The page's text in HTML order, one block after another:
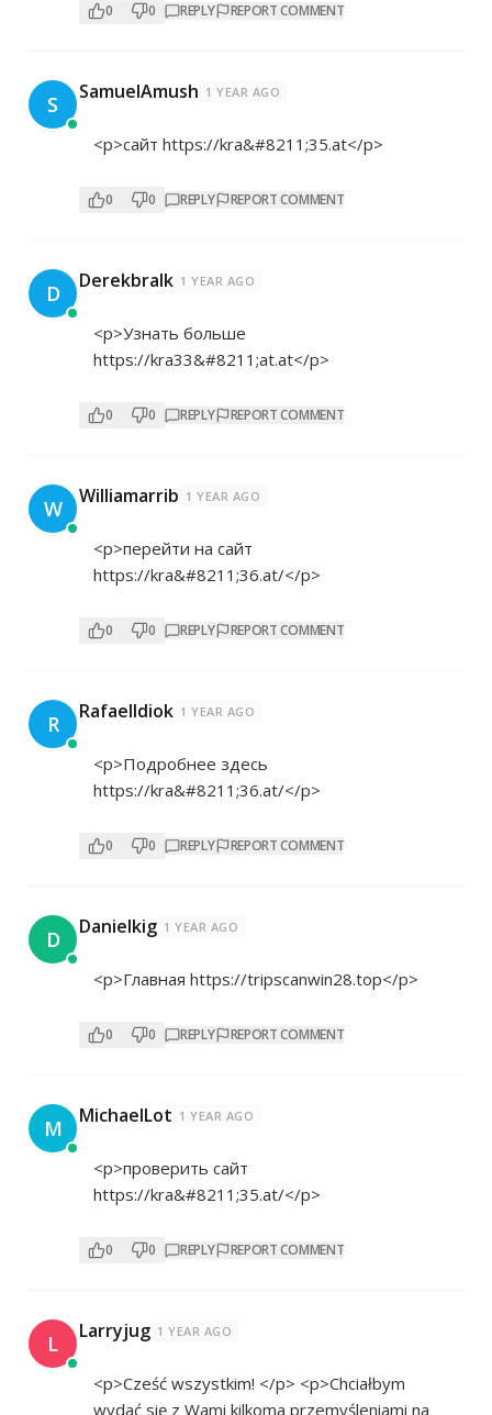
0 0 REPLY REPORT COMMENT
S SamuelAmush 1 YEAR AGO
<p>сайт https://kra&#8211;35.at</p>
0 0 REPLY REPORT COMMENT
D Derekbralk 1 YEAR AGO
<p>Узнать больше
https://kra33&#8211;at.at</p>
0 0 REPLY REPORT COMMENT
W Williamarrib 1 YEAR AGO
<p>перейти на сайт
https://kra&#8211;36.at/</p>
0 0 REPLY REPORT COMMENT
R RafaelIdiok 1 YEAR AGO
<p>Подробнее здесь
https://kra&#8211;36.at/</p>
0 0 REPLY REPORT COMMENT
D Danielkig 1 YEAR AGO
<p>Главная https://tripscanwin28.top</p>
0 0 REPLY REPORT COMMENT
M MichaelLot 1 YEAR AGO
<p>проверить сайт
https://kra&#8211;35.at/</p>
0 0 REPLY REPORT COMMENT
L Larryjug 1 YEAR AGO
<p>Cześć wszystkim! </p> <p>Chciałbym
wydać się z Wami kilkoma przemyśleniami na